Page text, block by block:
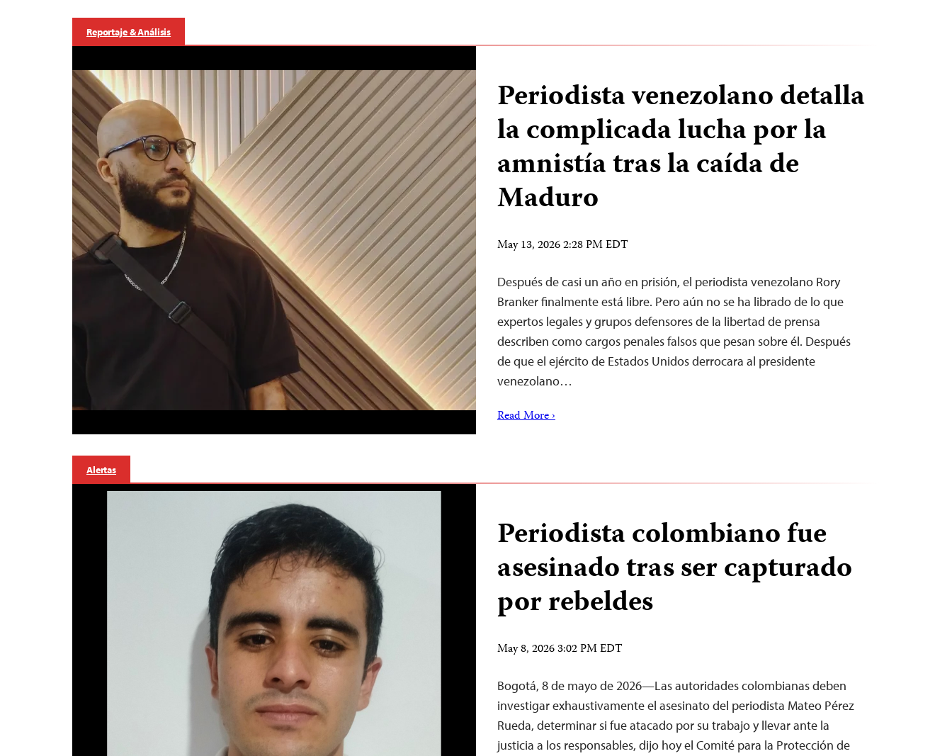
Reportaje & Análisis
Periodista venezolano detalla
la complicada lucha por la
amnistía tras la caída de
Maduro
May 13, 2026 2:28 PM EDT
Después de casi un año en prisión, el periodista venezolano Rory
Branker finalmente está libre. Pero aún no se ha librado de lo que
expertos legales y grupos defensores de la libertad de prensa
describen como cargos penales falsos que pesan sobre él. Después
de que el ejército de Estados Unidos derrocara al presidente
venezolano…
Read More ›
Alertas
Periodista colombiano fue
asesinado tras ser capturado
por rebeldes
May 8, 2026 3:02 PM EDT
Bogotá, 8 de mayo de 2026—Las autoridades colombianas deben
investigar exhaustivamente el asesinato del periodista Mateo Pérez
Rueda, determinar si fue atacado por su trabajo y llevar ante la
justicia a los responsables, dijo hoy el Comité para la Protección de